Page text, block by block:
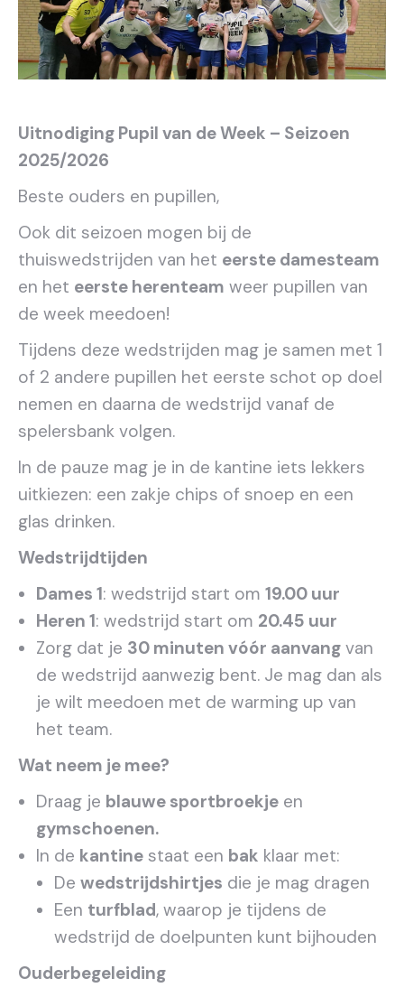
Uitnodiging Pupil van de Week – Seizoen
2025/2026
Beste ouders en pupillen,
Ook dit seizoen mogen bij de
thuiswedstrijden van het eerste damesteam
en het eerste herenteam weer pupillen van
de week meedoen!
Tijdens deze wedstrijden mag je samen met 1
of 2 andere pupillen het eerste schot op doel
nemen en daarna de wedstrijd vanaf de
spelersbank volgen.
In de pauze mag je in de kantine iets lekkers
uitkiezen: een zakje chips of snoep en een
glas drinken.
Wedstrijdtijden
Dames 1: wedstrijd start om 19.00 uur
Heren 1: wedstrijd start om 20.45 uur
Zorg dat je 30 minuten vóór aanvang van
de wedstrijd aanwezig bent. Je mag dan als
je wilt meedoen met de warming up van
het team.
Wat neem je mee?
Draag je blauwe sportbroekje en
gymschoenen.
In de kantine staat een bak klaar met:
De wedstrijdshirtjes die je mag dragen
Een turfblad, waarop je tijdens de
wedstrijd de doelpunten kunt bijhouden
Ouderbegeleiding